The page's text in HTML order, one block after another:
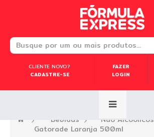
CLIENTE NOVO?
CADASTRE-SE
FAZER
LOGIN
—› Bebidas —›
Não Alcoólicos
Gatorade Laranja 500ml
CLIENTE NOVO?
CADASTRE-SE
FAZER
LOGIN